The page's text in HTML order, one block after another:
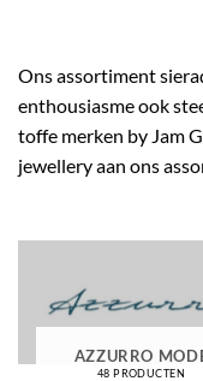
Ons assortiment
enthousiasme ook
toffe merken by Jam
jewellery aan ons
AZZURRO
48 PRODUCTEN